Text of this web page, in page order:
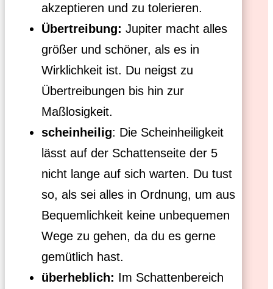
akzeptieren und zu tolerieren.
Übertreibung: Jupiter macht alles
größer und schöner, als es in
Wirklichkeit ist. Du neigst zu
Übertreibungen bis hin zur
Maßlosigkeit.
scheinheilig: Die Scheinheiligkeit
lässt auf der Schattenseite der 5
nicht lange auf sich warten. Du tust
so, als sei alles in Ordnung, um aus
Bequemlichkeit keine unbequemen
Wege zu gehen, da du es gerne
gemütlich hast.
überheblich: Im Schattenbereich